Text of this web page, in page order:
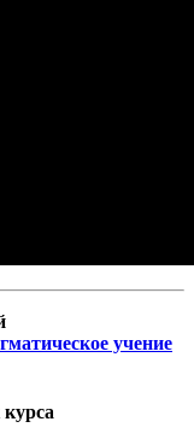
учение